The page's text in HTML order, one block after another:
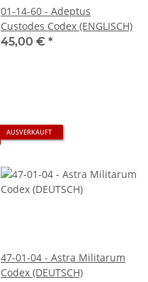
01-14-60 - Adeptus
Custodes Codex (ENGLISCH)
45,00 € *
AUSVERKAUFT
47-01-04 - Astra Militarum
Codex (DEUTSCH)